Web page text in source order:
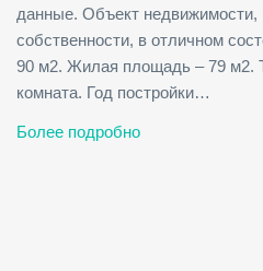
данные. Объект недвижимости,
собственности, в отличном
90 м2. Жилая площадь – 79 м2.
комната. Год постройки…
Более подробно